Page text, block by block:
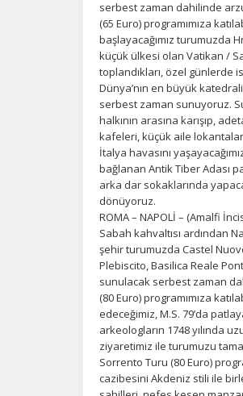
serbest zaman dahilinde
(65 Euro) programımıza
başlayacağımız turumuzda
küçük ülkesi olan Vatikan /
toplandıkları, özel günlerde
Dünya’nın en büyük
serbest zaman sunuyoruz.
halkının arasına karışıp,
kafeleri, küçük aile
İtalya havasını
bağlanan Antik Tiber Adası
arka dar sokaklarında
dönüyoruz.
ROMA – NAPOLİ – (Amalfi
Sabah kahvaltısı ardından
şehir turumuzda Castel
Plebiscito, Basilica Reale
sunulacak serbest zaman
(80 Euro) programımıza
edeceğimiz, M.S. 79’da
arkeologların 1748 yılında
ziyaretimiz ile turumuzu
Sorrento Turu (80 Euro)
cazibesini Akdeniz stili ile